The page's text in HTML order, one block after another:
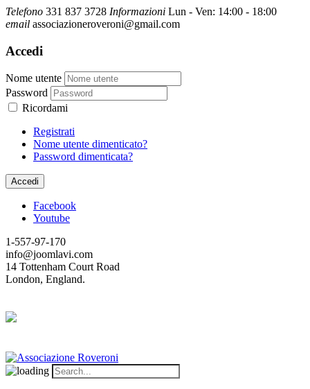
Telefono 331 837 3728 Informazioni Lun - Ven: 14:00 - 18:00
email associazioneroveroni@gmail.com
Accedi
Nome utente
Password
Ricordami
Registrati
Nome utente dimenticato?
Password dimenticata?
Accedi
Facebook
Youtube
1-557-97-170
info@joomlavi.com
14 Tottenham Court Road
London, England.